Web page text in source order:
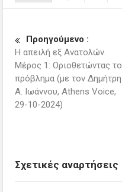
Προηγούμενο :
Η απειλή εξ Ανατολών.
Μέρος 1: Οριοθετώντας το
πρόβλημα (με τον Δημήτρη
Α. Ιωάννου, Athens Voice,
29-10-2024)
Σχετικές αναρτήσεις